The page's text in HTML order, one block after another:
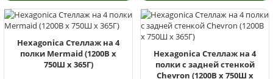
Hexagonica Стеллаж на 4
полки Mermaid (1200В х
750Ш х 365Г)
Hexagonica Стеллаж на 4
полки с задней стенкой
Chevron (1200В х 750Ш х